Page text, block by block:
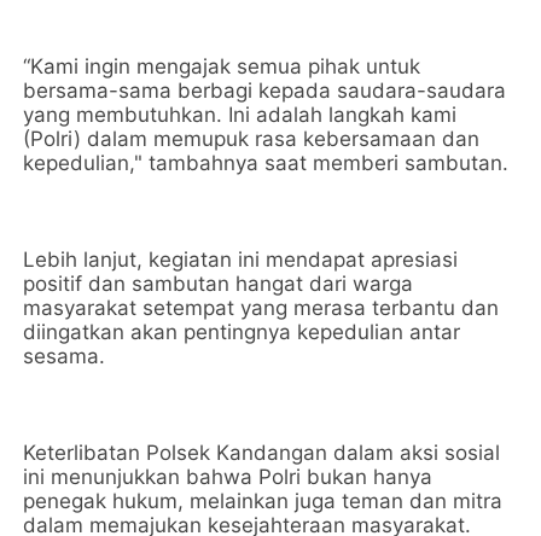
“Kami ingin mengajak semua pihak untuk
bersama-sama berbagi kepada saudara-saudara
yang membutuhkan. Ini adalah langkah kami
(Polri) dalam memupuk rasa kebersamaan dan
kepedulian," tambahnya saat memberi sambutan.
Lebih lanjut, kegiatan ini mendapat apresiasi
positif dan sambutan hangat dari warga
masyarakat setempat yang merasa terbantu dan
diingatkan akan pentingnya kepedulian antar
sesama.
Keterlibatan Polsek Kandangan dalam aksi sosial
ini menunjukkan bahwa Polri bukan hanya
penegak hukum, melainkan juga teman dan mitra
dalam memajukan kesejahteraan masyarakat.